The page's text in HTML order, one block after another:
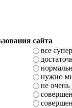
сайта
все супер
нужно
не очень